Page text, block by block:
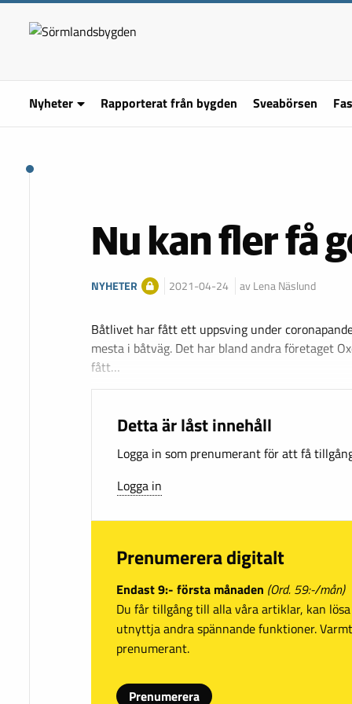
Nyheter Rapporterat från bygden Sveabörsen
Nu kan fler få
NYHETER 2021-04-24 av Lena Näslund
Båtlivet har fått ett uppsving under
mesta i båtväg. Det har bland andra företaget
fått…
Detta är låst innehåll
Logga in som prenumerant för att få
Logga in
Prenumerera digitalt
Endast 9:- första månaden (Ord. 59:-/mån)
Du får tillgång till alla våra artiklar, kan
utnyttja andra spännande funktioner.
prenumerant.
Prenumerera